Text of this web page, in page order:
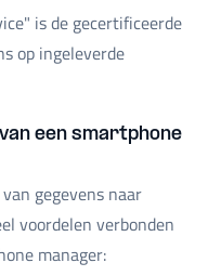
is de gecertificeerde
op ingeleverde
een smartphone
gegevens naar
voordelen verbonden
manager: